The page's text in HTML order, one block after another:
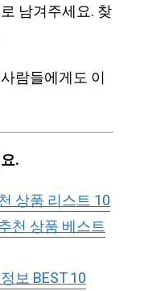
남겨주세요. 찾
람들에게도 이
.
상품 리스트 10
천 상품 베스트
보 BEST 10